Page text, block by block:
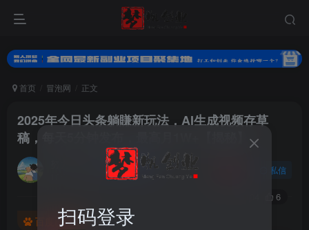
首页 冒泡网 正文
2025年今日头条躺賺新玩法，AI生成视频存草
稿，每天5分钟发布，最高月1W+【揭秘】
私信
6
百度已收录扫码登录